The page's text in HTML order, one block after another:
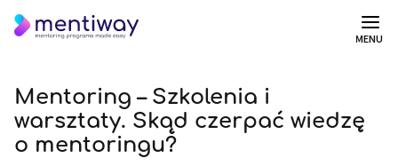
MENU
Mentoring – Szkolenia i
warsztaty. Skąd czerpać wiedzę
o mentoringu?